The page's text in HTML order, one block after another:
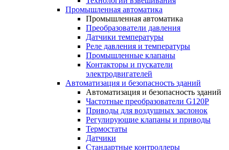
Промышленная автоматика
Промышленная автоматика
Преобразователи давления
Датчики температуры
Реле давления и температуры
Промышленные клапаны
Контакторы и пускатели
электродвигателей
Автоматизация и безопасность зданий
Автоматизация и безопасность зданий
Частотные преобразователи G120P
Приводы для воздушных заслонок
Регулирующие клапаны и приводы
Термостаты
Датчики
Стандартные контроллеры